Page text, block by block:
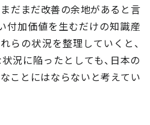
まだまだ改善の余地があると言
付加価値を生むだけの知識産
らの状況を整理していくと、
況に陥ったとしても、日本の
ことにはならないと考えてい